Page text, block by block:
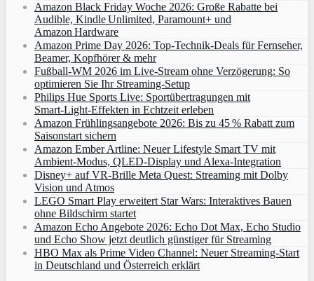
Amazon Black Friday Woche 2026: Große Rabatte bei
Audible, Kindle Unlimited, Paramount+ und
Amazon Hardware
Amazon Prime Day 2026: Top-Technik-Deals für Fernseher,
Beamer, Kopfhörer & mehr
Fußball-WM 2026 im Live-Stream ohne Verzögerung: So
optimieren Sie Ihr Streaming-Setup
Philips Hue Sports Live: Sportübertragungen mit
Smart‑Light‑Effekten in Echtzeit erleben
Amazon Frühlingsangebote 2026: Bis zu 45 % Rabatt zum
Saisonstart sichern
Amazon Ember Artline: Neuer Lifestyle Smart TV mit
Ambient‑Modus, QLED‑Display und Alexa‑Integration
Disney+ auf VR-Brille Meta Quest: Streaming mit Dolby
Vision und Atmos
LEGO Smart Play erweitert Star Wars: Interaktives Bauen
ohne Bildschirm startet
Amazon Echo Angebote 2026: Echo Dot Max, Echo Studio
und Echo Show jetzt deutlich günstiger für Streaming
HBO Max als Prime Video Channel: Neuer Streaming‑Start
in Deutschland und Österreich erklärt